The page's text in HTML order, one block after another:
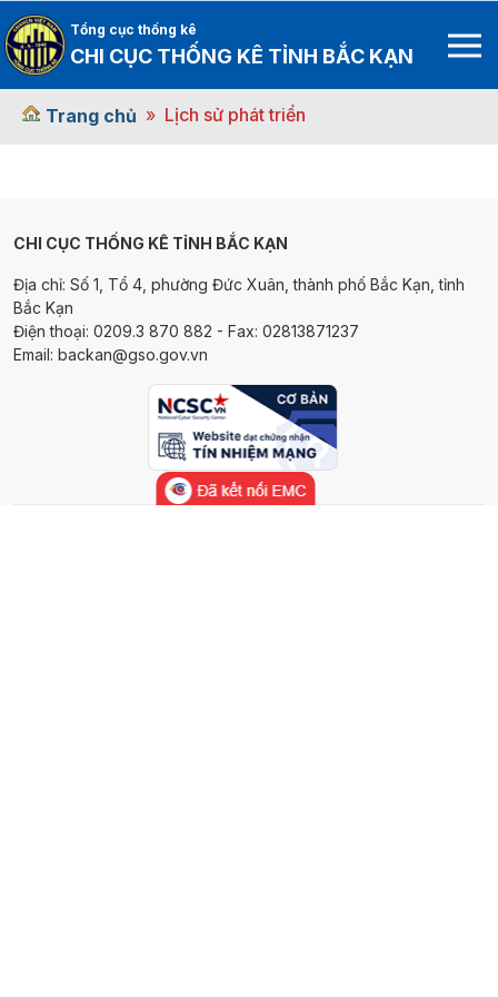
Tổng cục thống kê
CHI CỤC THỐNG KÊ TỈNH BẮC KẠN
Trang chủ Lịch sử phát triển
CHI CỤC THỐNG KÊ TỈNH BẮC KẠN
Địa chỉ: Số 1, Tổ 4, phường Đức Xuân, thành phố Bắc Kạn, tỉnh
Bắc Kạn
Điện thoại: 0209.3 870 882 - Fax: 02813871237
Email: backan@gso.gov.vn